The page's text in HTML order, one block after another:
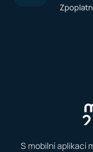
S mobilní aplikací